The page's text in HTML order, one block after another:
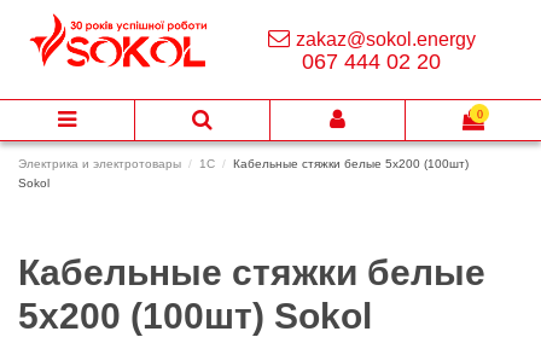
Электрика и электротовары 1C
Кабельные стяжки белые 5х200 (100шт)
Sokol
Кабельные стяжки белые
5х200 (100шт) Sokol
zakaz@sokol.energy
067 444 02 20
0